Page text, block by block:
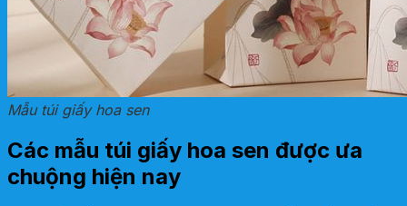
Mẫu túi giấy hoa sen
Các mẫu túi giấy hoa sen được ưa
chuộng hiện nay